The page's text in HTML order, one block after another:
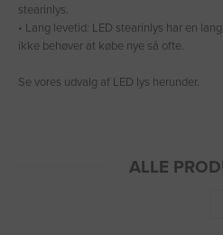
stearinlys.
• Lang levetid: LED stearinlys har en
ikke behøver at købe nye så ofte.
Se vores udvalg af LED lys herunder.
ALLE